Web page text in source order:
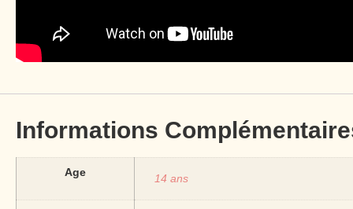
Informations
Age 14 ans